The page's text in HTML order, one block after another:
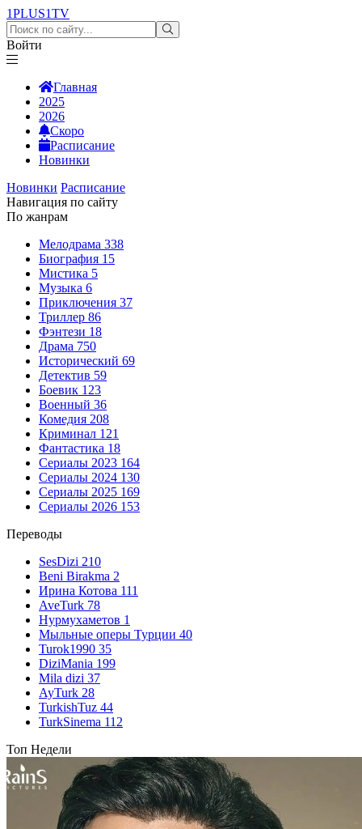
1PLUS1TV
Войти
Главная
2025
2026
Скоро
Расписание
Новинки
Новинки Расписание
Навигация по сайту
По жанрам
Мелодрама 338
Биография 15
Мистика 5
Музыка 6
Приключения 37
Триллер 86
Фэнтези 18
Драма 750
Исторический 69
Детектив 59
Боевик 123
Военный 36
Комедия 208
Криминал 121
Фантастика 18
Сериалы 2023 164
Сериалы 2024 130
Сериалы 2025 169
Сериалы 2026 153
Переводы
SesDizi 210
Beni Birakma 2
Ирина Котова 111
AveTurk 78
Нурмухаметов 1
Мыльные оперы Турции 40
Turok1990 35
DiziMania 199
Mila dizi 37
AyTurk 28
TurkishTuz 44
TurkSinema 112
Топ Недели